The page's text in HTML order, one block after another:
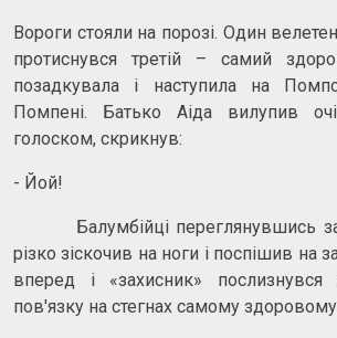
Вороги стояли на порозі. Один
протиснувся третій – самий
позадкувала і наступила на
Помпені. Батько Аіда вилупив
голоском, скрикнув:
- Йой!
Балумбійці переглянувшись
різко зіскочив на ноги і поспішив на
вперед і «захисник» послизнувся
пов'язку на стегнах самому здоровому